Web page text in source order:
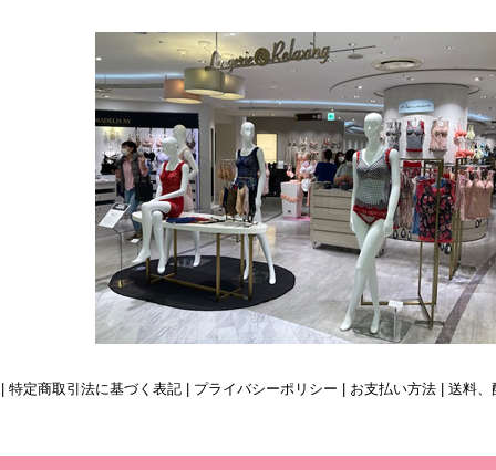
| 特定商取引法に基づく表記| プライバシーポリシー お支払い方法| 送料、